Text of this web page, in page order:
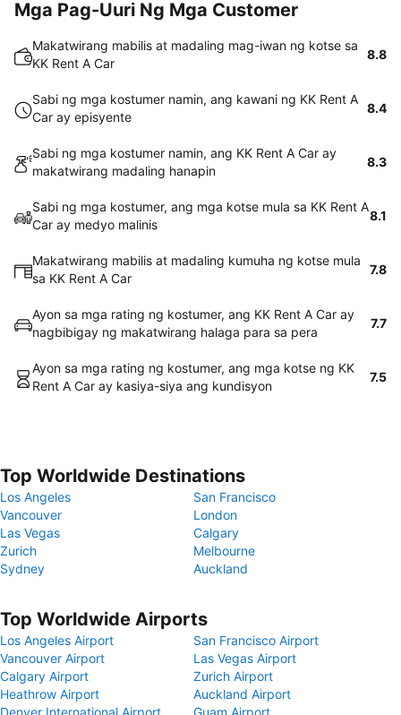
Mga Pag-Uuri Ng Mga Customer
Makatwirang mabilis at madaling mag-iwan ng kotse sa
KK Rent A Car
8.8
Sabi ng mga kostumer namin, ang kawani ng KK Rent A
Car ay episyente
8.4
Sabi ng mga kostumer namin, ang KK Rent A Car ay
makatwirang madaling hanapin
8.3
Sabi ng mga kostumer, ang mga kotse mula sa KK Rent A
Car ay medyo malinis
8.1
Makatwirang mabilis at madaling kumuha ng kotse mula
sa KK Rent A Car
7.8
Ayon sa mga rating ng kostumer, ang KK Rent A Car ay
nagbibigay ng makatwirang halaga para sa pera
7.7
Ayon sa mga rating ng kostumer, ang mga kotse ng KK
Rent A Car ay kasiya-siya ang kundisyon
7.5
Top Worldwide Destinations
Los Angeles
San Francisco
Vancouver
London
Las Vegas
Calgary
Zurich
Melbourne
Sydney
Auckland
Top Worldwide Airports
Los Angeles Airport
San Francisco Airport
Vancouver Airport
Las Vegas Airport
Calgary Airport
Zurich Airport
Heathrow Airport
Auckland Airport
Denver International Airport
Guam Airport